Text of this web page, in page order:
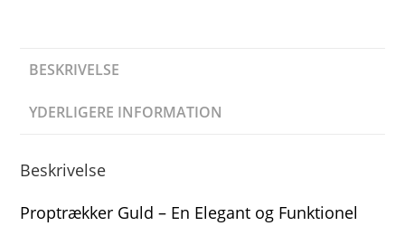
BESKRIVELSE
YDERLIGERE INFORMATION
Beskrivelse
Proptrækker Guld – En Elegant og Funktionel